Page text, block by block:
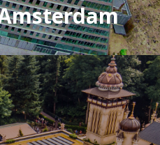
Amsterdam